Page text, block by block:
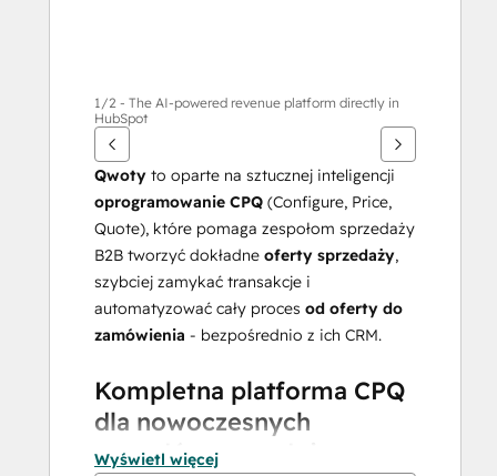
1/2 - The AI-powered revenue platform directly in
HubSpot
Qwoty
oprogramowanie CPQ (Configure, Price,
Quote), które pomaga zespołom sprzedaży
B2B tworzyć dokładne oferty sprzedaży,
szybciej zamykać transakcje i
automatyzować cały proces od oferty do
zamówienia - bezpośrednio z ich CRM.
Kompletna platforma CPQ
dla nowoczesnych
zespołów sprzedaży
Wyświetl więcej